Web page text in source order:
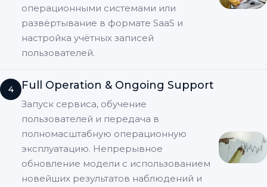
операционными системами или
развёртывание в формате SaaS и
настройка учётных записей
пользователей.
4 Full Operation & Ongoing Support
Запуск сервиса, обучение
пользователей и передача в
полномасштабную операционную
эксплуатацию. Непрерывное
обновление модели с использованием
новейших результатов наблюдений и